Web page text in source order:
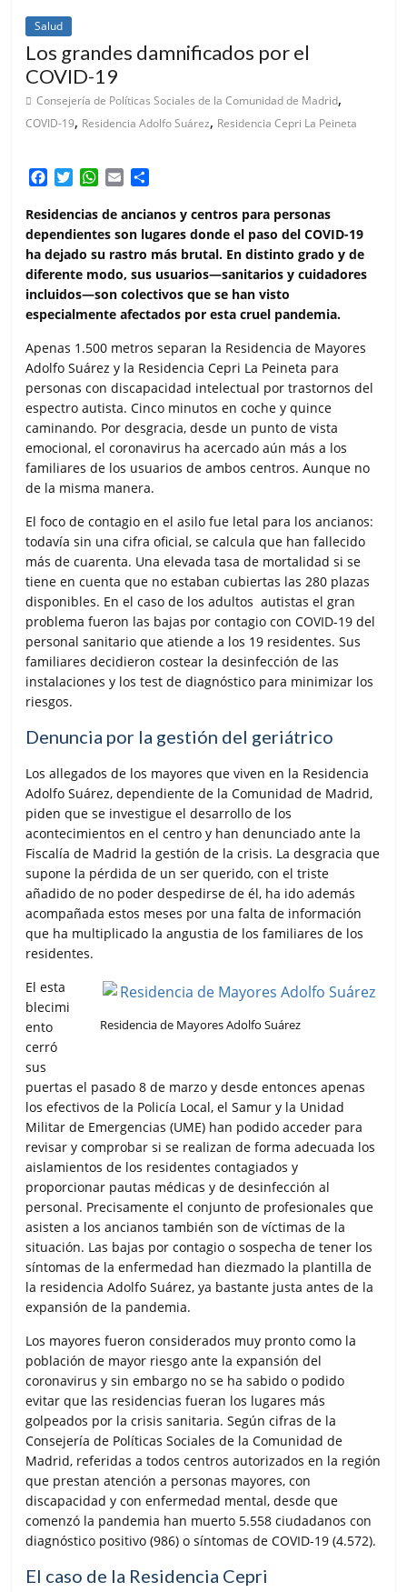
Salud
Los grandes damnificados por el
COVID-19
Consejería de Políticas Sociales de la Comunidad de Madrid,
COVID-19, Residencia Adolfo Suárez, Residencia Cepri La Peineta
c
e
b
o
o
k
i
t
t
e
W
a
t
s
A
p
a
i
l
m
p
a
r
t
i
r
Residencias de ancianos y centros para personas
dependientes son lugares donde el paso del COVID-19
ha dejado su rastro más brutal. En distinto grado y de
diferente modo, sus usuarios—sanitarios y cuidadores
incluidos—son colectivos que se han visto
especialmente afectados por esta cruel pandemia.
Apenas 1.500 metros separan la Residencia de Mayores
Adolfo Suárez y la Residencia Cepri La Peineta para
personas con discapacidad intelectual por trastornos del
espectro autista. Cinco minutos en coche y quince
caminando. Por desgracia, desde un punto de vista
emocional, el coronavirus ha acercado aún más a los
familiares de los usuarios de ambos centros. Aunque no
de la misma manera.
El foco de contagio en el asilo fue letal para los ancianos:
todavía sin una cifra oficial, se calcula que han fallecido
más de cuarenta. Una elevada tasa de mortalidad si se
tiene en cuenta que no estaban cubiertas las 280 plazas
disponibles. En el caso de los adultos autistas el gran
problema fueron las bajas por contagio con COVID-19 del
personal sanitario que atiende a los 19 residentes. Sus
familiares decidieron costear la desinfección de las
instalaciones y los test de diagnóstico para minimizar los
riesgos.
Denuncia por la gestión del geriátrico
Los allegados de los mayores que viven en la Residencia
Adolfo Suárez, dependiente de la Comunidad de Madrid,
piden que se investigue el desarrollo de los
acontecimientos en el centro y han denunciado ante la
Fiscalía de Madrid la gestión de la crisis. La desgracia que
supone la pérdida de un ser querido, con el triste
añadido de no poder despedirse de él, ha ido además
acompañada estos meses por una falta de información
que ha multiplicado la angustia de los familiares de los
residentes.
Residencia de Mayores Adolfo Suárez
El esta
blecimi
ento
cerró
sus
puertas el pasado 8 de marzo y desde entonces apenas
los efectivos de la Policía Local, el Samur y la Unidad
Militar de Emergencias (UME) han podido acceder para
revisar y comprobar si se realizan de forma adecuada los
aislamientos de los residentes contagiados y
proporcionar pautas médicas y de desinfección al
personal. Precisamente el conjunto de profesionales que
asisten a los ancianos también son de víctimas de la
situación. Las bajas por contagio o sospecha de tener los
síntomas de la enfermedad han diezmado la plantilla de
la residencia Adolfo Suárez, ya bastante justa antes de la
expansión de la pandemia.
Los mayores fueron considerados muy pronto como la
población de mayor riesgo ante la expansión del
coronavirus y sin embargo no se ha sabido o podido
evitar que las residencias fueran los lugares más
golpeados por la crisis sanitaria. Según cifras de la
Consejería de Políticas Sociales de la Comunidad de
Madrid, referidas a todos centros autorizados en la región
que prestan atención a personas mayores, con
discapacidad y con enfermedad mental, desde que
comenzó la pandemia han muerto 5.558 ciudadanos con
diagnóstico positivo (986) o síntomas de COVID-19 (4.572).
El caso de la Residencia Cepri